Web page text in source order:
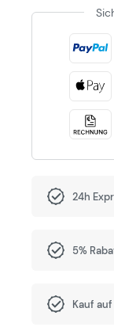
24h
5%
Kauf